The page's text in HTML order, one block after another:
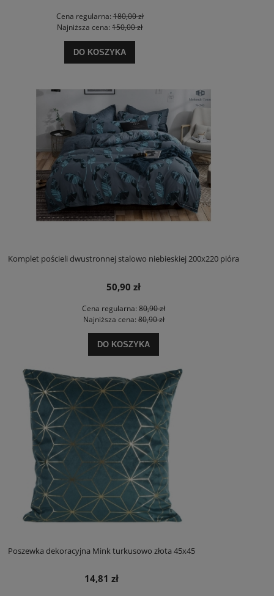
Cena regularna:180,00 zł
Najniższa cena: 150,00 zł
DO KOSZYKA
Komplet pościeli dwustronnej stalowo niebieskiej 200x220 pióra
50,90 zł
Cena regularna: 80,90 zł
Najniższa cena:80,90 zł
DO KOSZYKA
Poszewka dekoracyjna Mink turkusowo złota 45x45
14,81 zł